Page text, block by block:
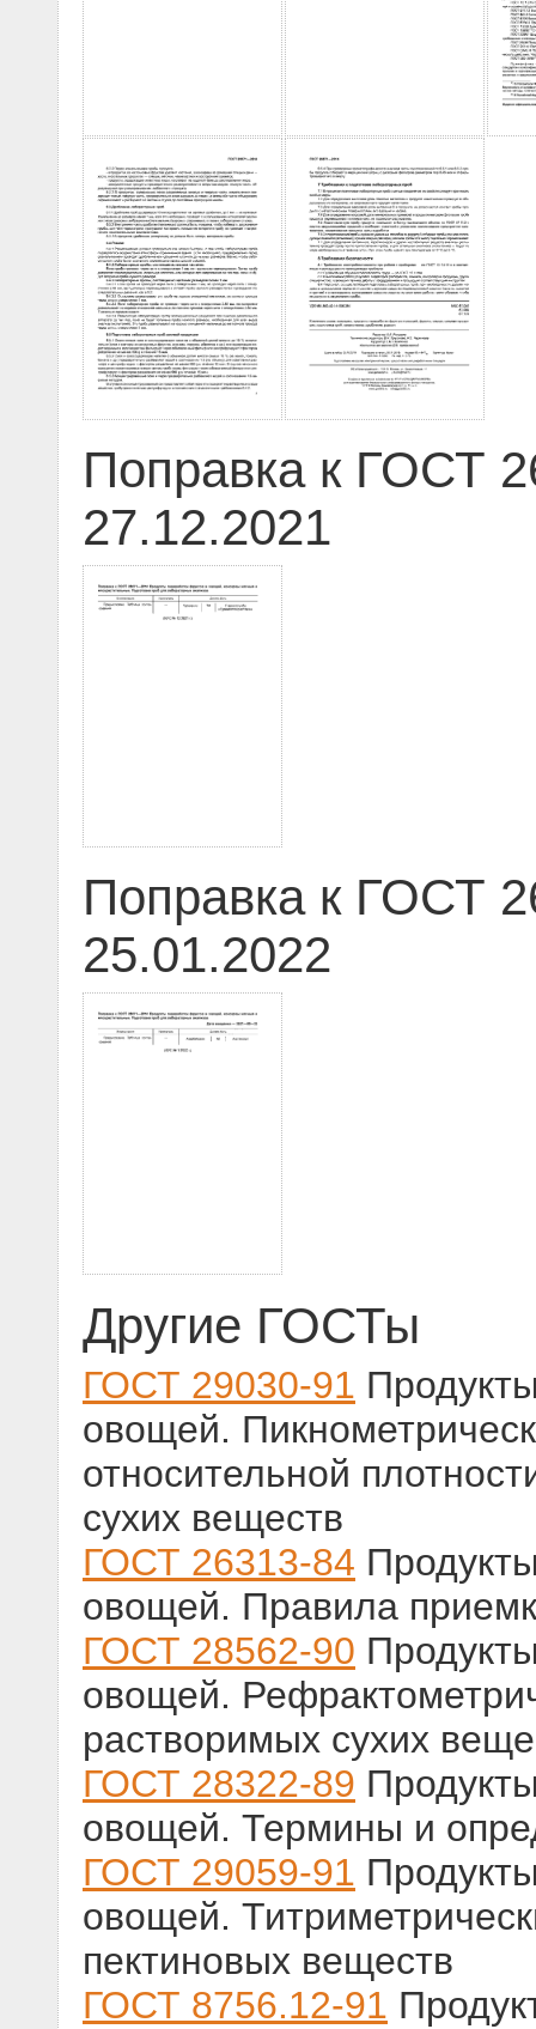
Поправка к ГОСТ
27.12.2021
Поправка к ГОСТ
25.01.2022
Другие ГОСТы
ГОСТ 29030-91
овощей.
относительной
сухих веществ
ГОСТ 26313-84
овощей. Правила
ГОСТ 28562-90
овощей.
растворимых сухих
ГОСТ 28322-89
овощей. Термины и
ГОСТ 29059-91
овощей.
пектиновых веществ
ГОСТ 8756.12-91